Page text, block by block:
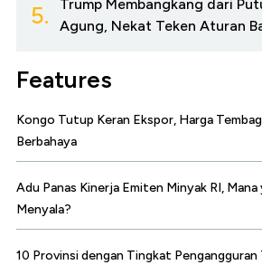
5.
Trump Membangkang dari
Agung, Nekat Teken Aturan
Features
Kongo Tutup Keran Ekspor, Harga
Berbahaya
Adu Panas Kinerja Emiten Minyak RI, Mana
Menyala?
10 Provinsi dengan Tingkat